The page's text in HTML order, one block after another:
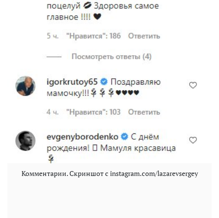
Комментарии. Скриншот с instagram.com/lazarevsergey